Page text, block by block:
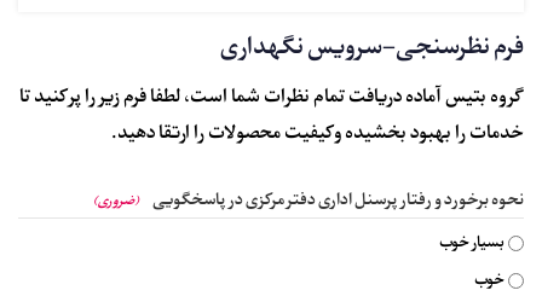
فرم نظرسنجی-سرویس نگهداری
گروه بتیس آماده دریافت تمام نظرات شما است، لطفا فرم زیر را پر کنید تا
خدمات را بهبود بخشیده و کیفیت محصولات را ارتقا دهید.
نحوه برخورد و رفتار پرسنل اداری دفتر مرکزی در پاسخگویی (ضروری)
بسیار خوب
خوب